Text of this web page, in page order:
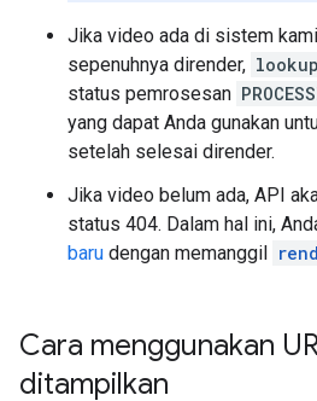
Jika video ada di sistem
sepenuhnya dirender,
status pemrosesan
yang dapat Anda gunakan
setelah selesai dirender.
Jika video belum ada, API
status 404. Dalam hal ini,
baru dengan memanggil
Cara menggunakan
ditampilkan